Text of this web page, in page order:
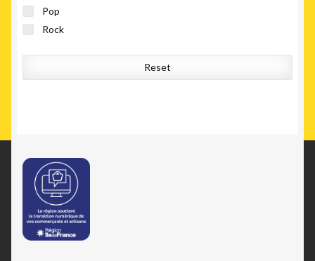
Pop
Rock
Reset